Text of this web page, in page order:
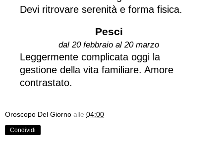
Devi ritrovare serenità e forma fisica.
Pesci
dal 20 febbraio al 20 marzo
Leggermente complicata oggi la
gestione della vita familiare. Amore
contrastato.
Oroscopo Del Giorno alle 04:00
Condividi